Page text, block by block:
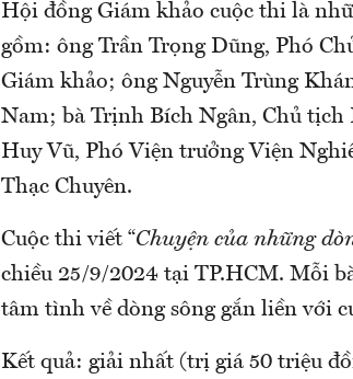
Hội đồng Giám khảo cuộc thi là
gồm: ông Trần Trọng Dũng, Phó
Giám khảo; ông Nguyễn Trùng
Nam; bà Trịnh Bích Ngân, Chủ
Huy Vũ, Phó Viện trưởng Viện
Thạc Chuyên.
Cuộc thi viết “Chuyện của những
chiều 25/9/2024 tại TP.HCM. Mỗi
tâm tình về dòng sông gắn liền với
Kết quả: giải nhất (trị giá 50 triệu